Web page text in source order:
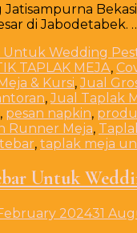
di Jabodetabek.
TAPLAK MEJA,
& Kursi,Jual
,Jual Taplak
, pesan napkin,
Runner Meja,
, taplak meja
Untuk
202431